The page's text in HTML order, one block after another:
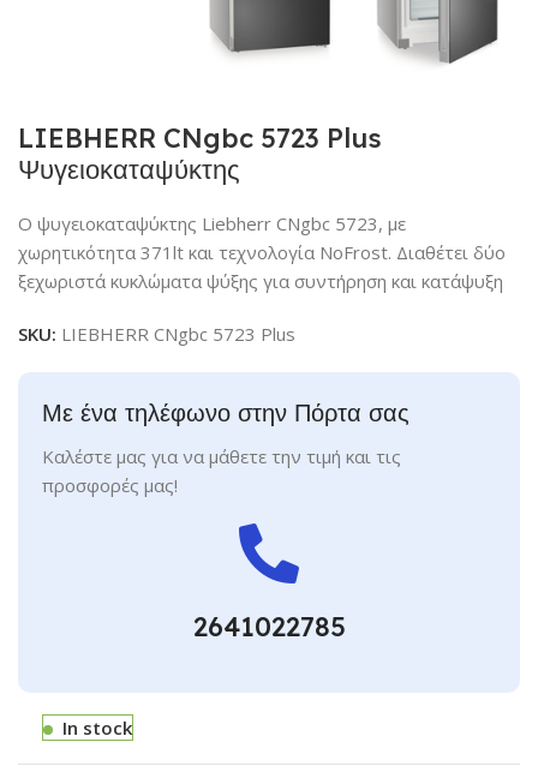
LIEBHERR CNgbc 5723 Plus
Ψυγειοκαταψύκτης
Ο ψυγειοκαταψύκτης Liebherr CNgbc 5723, με
χωρητικότητα 371lt και τεχνολογία NoFrost. Διαθέτει δύο
ξεχωριστά κυκλώματα ψύξης για συντήρηση και κατάψυξη
SKU: LIEBHERR CNgbc 5723 Plus
Με ένα τηλέφωνο στην Πόρτα σας
Καλέστε μας για να μάθετε την τιμή και τις
προσφορές μας!
2641022785
In stock